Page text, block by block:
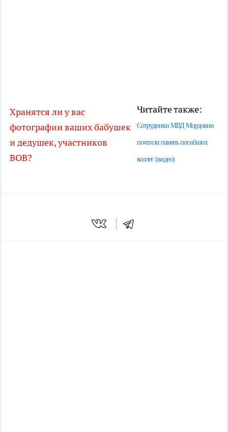
Хранятся ли у вас
фотографии ваших бабушек
и дедушек, участников
ВОВ?
Читайте также:
Сотрудники МВД Мордовии
почтили память погибших
коллег (видео)